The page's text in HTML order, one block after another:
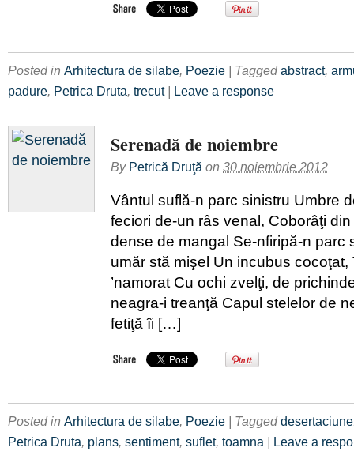
Posted in Arhitectura de silabe, Poezie | Taggedabstract,
padure, Petrica Druta, trecut| Leave a response
Serenadă de noiembre
By Petrică Druţă on 30 noiembrie 2012
Vântul suflă-n parc sinistru Umbre
feciori de-un râs venal, Coborâţi
dense de mangal Se-nfiripă-n parc
umăr stă mişel Un incubus cocoţat,
’namorat Cu ochi zvelţi, de
neagra-i treanţă Capul stelelor de
fetiţă îi […]
Posted in Arhitectura de silabe, Poezie | Taggeddesertaciune
Petrica Druta, plans, sentiment, suflet, toamna | Leave a